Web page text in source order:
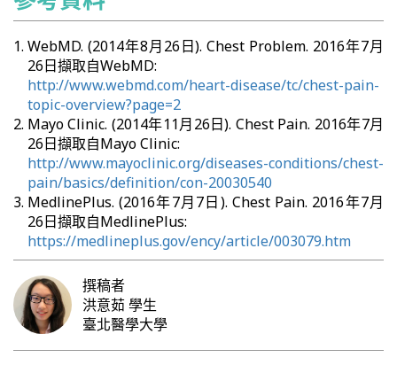
WebMD. (2014年8月26日). Chest Problem. 2016年7月
26日擷取自WebMD:
http://www.webmd.com/heart-disease/tc/chest-pain-
topic-overview?page=2
Mayo Clinic. (2014年11月26日). Chest Pain. 2016年7月
26日擷取自Mayo Clinic:
http://www.mayoclinic.org/diseases-conditions/chest-
pain/basics/definition/con-20030540
MedlinePlus. (2016年7月7日). Chest Pain. 2016年7月
26日擷取自MedlinePlus:
https://medlineplus.gov/ency/article/003079.htm
撰稿者
洪意茹學生
臺北醫學大學